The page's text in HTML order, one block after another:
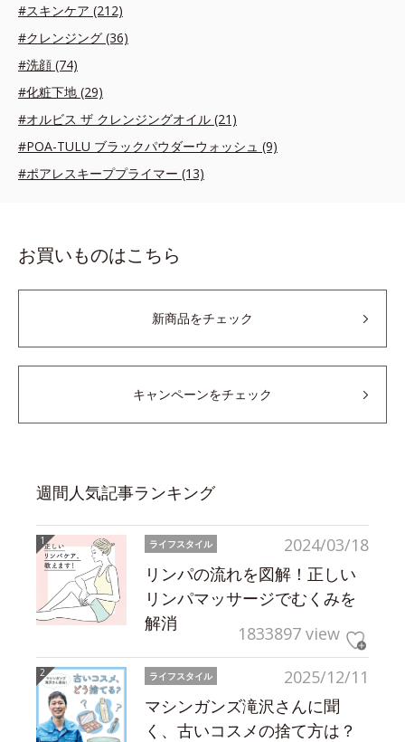
#スキンケア (212)
#クレンジング (36)
#洗顔 (74)
#化粧下地 (29)
#オルビス ザ クレンジングオイル (21)
#POA-TULU ブラックパウダーウォッシュ (9)
#ポアレスキーププライマー (13)
お買いものはこちら
新商品をチェック
キャンペーンをチェック
週間人気記事ランキング
2024/03/18
ライフスタイル
リンパの流れを図解！正しい
リンパマッサージでむくみを
解消
1833897 view
2025/12/11
ライフスタイル
マシンガンズ滝沢さんに聞
く、古いコスメの捨て方は？